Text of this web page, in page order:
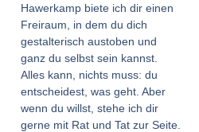
Hawerkamp biete ich dir einen
Freiraum, in dem du dich
gestalterisch austoben und
ganz du selbst sein kannst.
Alles kann, nichts muss: du
entscheidest, was geht. Aber
wenn du willst, stehe ich dir
gerne mit Rat und Tat zur Seite.